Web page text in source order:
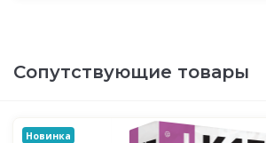
Сопутствующие товары
Новинка